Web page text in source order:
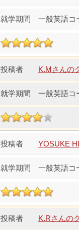
一般英語コ
K.Mさんの
一般英語コ
YOSUKE
一般英語コ
K.Rさんの